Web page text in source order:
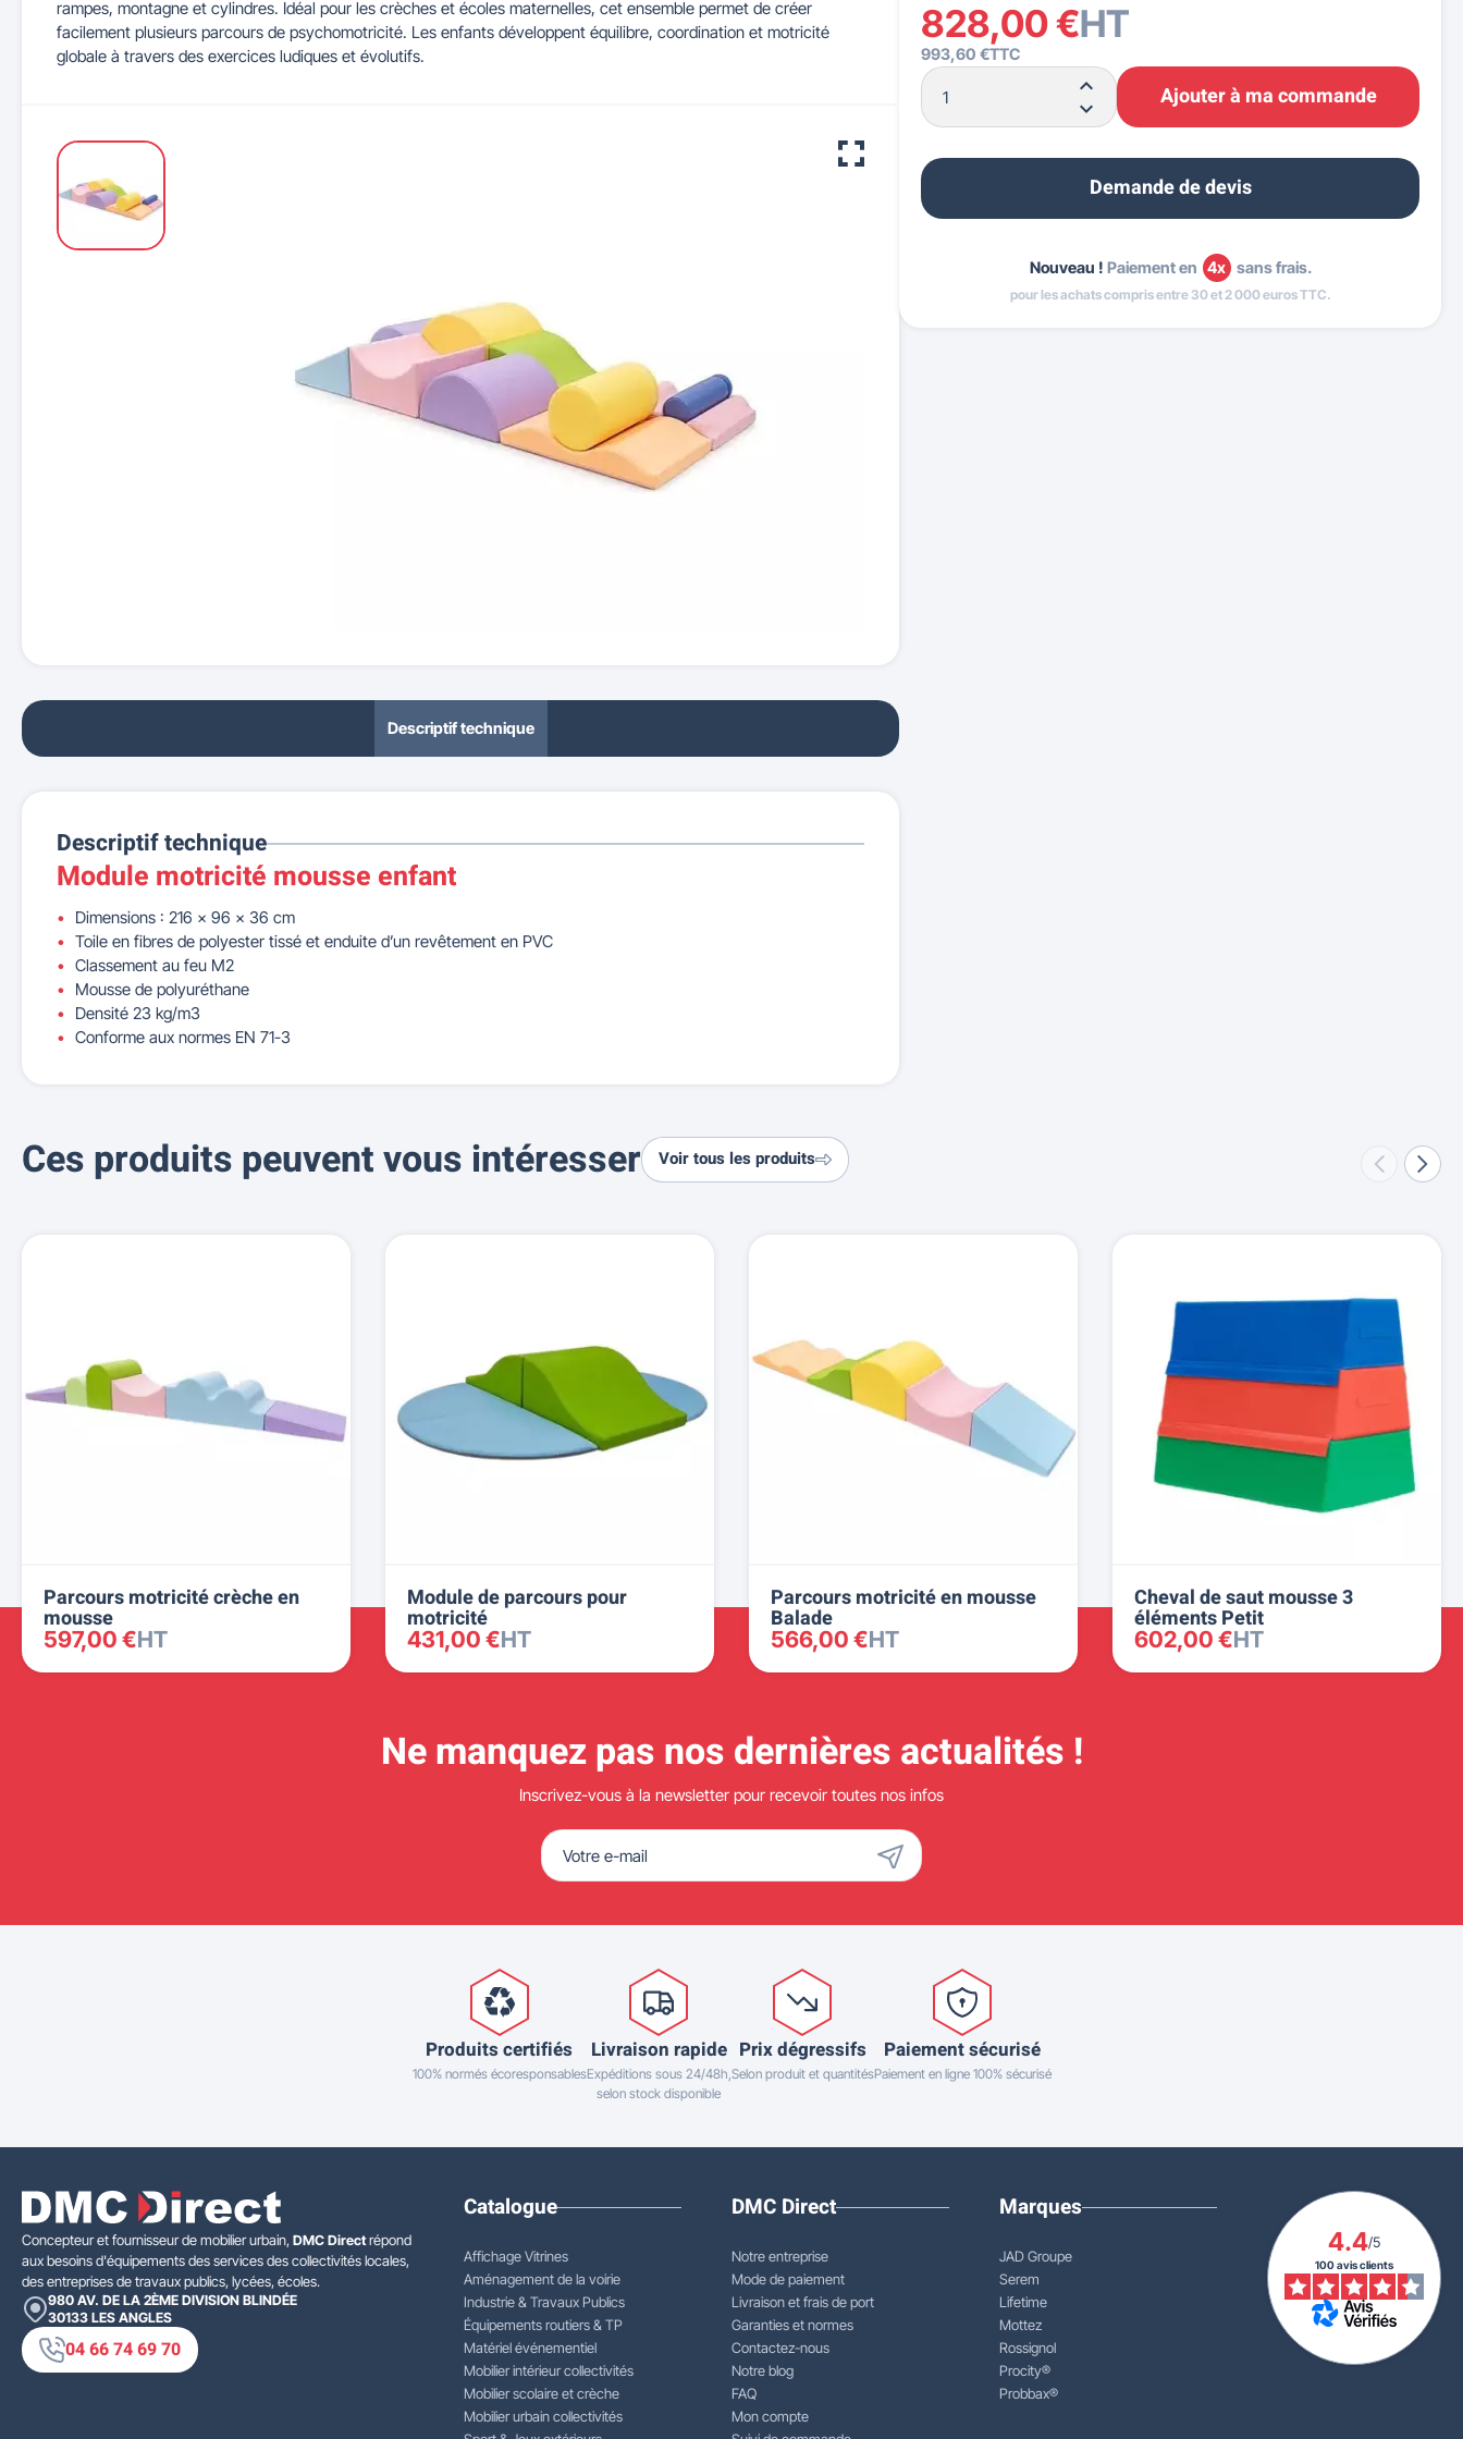
Cendriers urbains
Maitrise d'accès et parking Accessibilité PMR
Séparateurs de voie
Illuminations de Noël
Mobilier de bureau
Tableaux d'école
828,00 €HT
993,60 €TTC
Ajouter à ma commande
Demande de devis
Nouveau ! Paiement en 4x sans frais.
pour les achats compris entre 30 et 2 000 euros TTC.
rampes, montagne et cylindres. Idéal pour les crèches et écoles maternelles, cet ensemble permet de créer
facilement plusieurs parcours de psychomotricité. Les enfants développent équilibre, coordination et motricité
globale à travers des exercices ludiques et évolutifs.
Descriptif technique
Descriptif technique
Module motricité mousse enfant
Dimensions : 216 x 96 x 36 cm
Toile en fibres de polyester tissé et enduite d’un revêtement en PVC
Classement au feu M2
Mousse de polyuréthane
Densité 23 kg/m3
Conforme aux normes EN 71-3
Ces produits peuvent vous intéresser Voir tous les produits
Parcours motricité crèche en
mousse
597,00 €HT
Module de parcours pour
motricité
431,00 €HT
Parcours motricité en mousse
Balade
566,00 €HT
Cheval de saut mousse 3
éléments Petit
602,00 €HT
Ne manquez pas nos dernières actualités !
Inscrivez-vous à la newsletter pour recevoir toutes nos infos
Produits certifiés
100% normés écoresponsables
Livraison rapide
Expéditions sous 24/48h,
selon stock disponible
Prix dégressifs
Selon produit et quantités
Paiement sécurisé
Paiement en ligne 100% sécurisé
Concepteur et fournisseur de mobilier urbain, DMC Directrépond
aux besoins d'équipements des services des collectivités locales,
des entreprises de travaux publics, lycées, écoles.
980 AV. DE LA 2ÈME DIVISION BLINDÉE
30133 LES ANGLES
04 66 74 69 70
Catalogue
Affichage Vitrines
Aménagement de la voirie
Industrie & Travaux Publics
Équipements routiers & TP
Matériel événementiel
Mobilier intérieur collectivités
Mobilier scolaire et crèche
Mobilier urbain collectivités
DMC Direct
Notre entreprise
Mode de paiement
Livraison et frais de port
Garanties et normes
Contactez-nous
Notre blog
FAQ
Mon compte
Marques
JAD Groupe
Serem
Lifetime
Mottez
Rossignol
Procity®
Probbax®
4.4/5
100 avis clients